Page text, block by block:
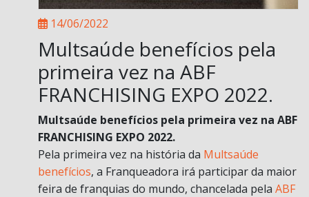
14/06/2022
Multsaúde benefícios pela
primeira vez na ABF
FRANCHISING EXPO 2022.
Multsaúde benefícios pela primeira vez na ABF
FRANCHISING EXPO 2022.
Pela primeira vez na história da Multsaúde
benefícios, a Franqueadora irá participar da maior
feira de franquias do mundo, chancelada pela ABF